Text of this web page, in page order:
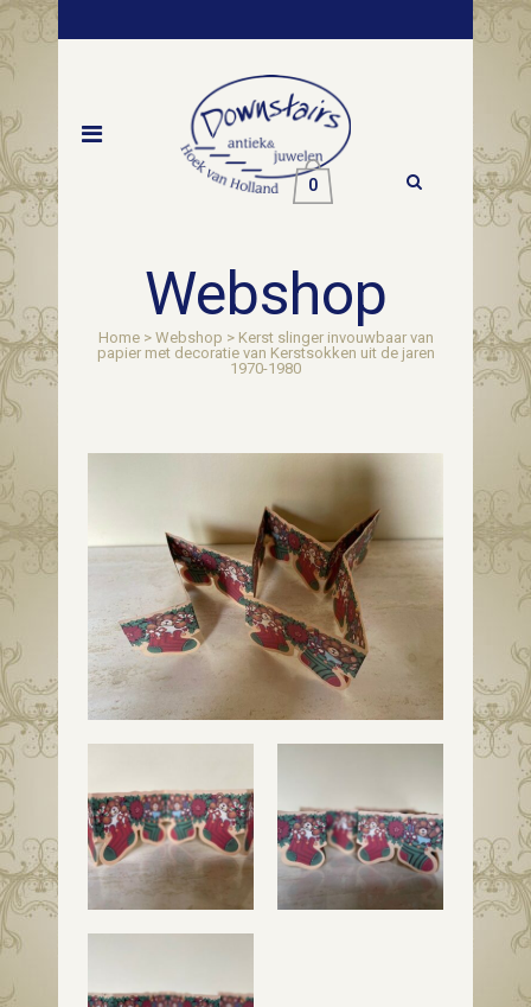
0
Webshop
Home> Webshop > Kerst slinger invouwbaar van
papier met decoratie van Kerstsokken uit de jaren
1970-1980